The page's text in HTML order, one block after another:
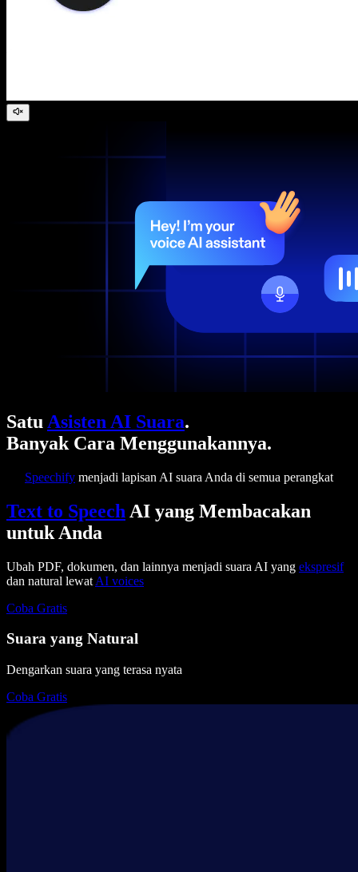
Satu Asisten AI Suara.
Banyak Cara Menggunakannya.
Speechify menjadi lapisan AI suara Anda di semua perangkat
Text to Speech AI yang Membacakan
untuk Anda
Ubah PDF, dokumen, dan lainnya menjadi suara AI yang ekspresif
dan natural lewat AI voices
Coba Gratis
Suara yang Natural
Dengarkan suara yang terasa nyata
Coba Gratis